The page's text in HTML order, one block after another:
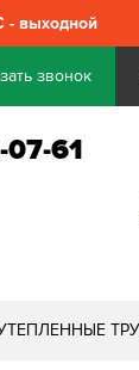
выходной
звонок
61